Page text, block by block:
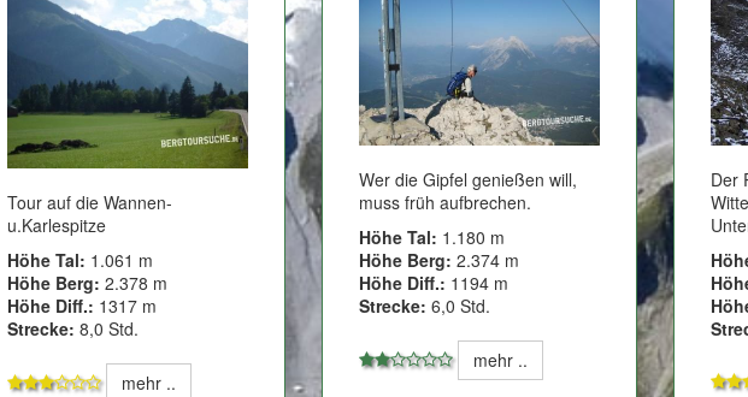
Tour auf die Wannen-
u.Karlespitze
Höhe Tal: 1.061 m
Höhe Berg: 2.378 m
Höhe Diff.: 1317 m
Strecke: 8,0 Std.
mehr ..
Wer die Gipfel genießen will,
muss früh aufbrechen.
Höhe Tal: 1.180 m
Höhe Berg: 2.374 m
Höhe Diff.: 1194 m
Strecke: 6,0 Std.
mehr ..
Der